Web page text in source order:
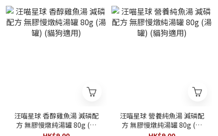
汪喵星球 香醇雞魚湯 減磷配
方 無膠慢燉純湯罐 80g (湯
罐) (貓狗適用)
汪喵星球 營養純魚湯 減磷配
方 無膠慢燉純湯罐 80g (湯
罐) (貓狗適用)